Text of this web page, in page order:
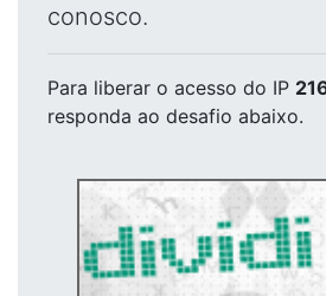
conosco.
Para liberar o acesso do IP
responda ao desafio abaixo.